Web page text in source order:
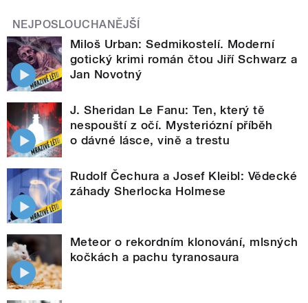
NEJPOSLOUCHANĚJŠÍ
Miloš Urban: Sedmikostelí. Moderní
gotický krimi román čtou Jiří Schwarz a
Jan Novotný
J. Sheridan Le Fanu: Ten, který tě
nespouští z očí. Mysteriózní příběh
o dávné lásce, vině a trestu
Rudolf Čechura a Josef Kleibl: Vědecké
záhady Sherlocka Holmese
Meteor o rekordním klonování, mlsných
kočkách a pachu tyranosaura